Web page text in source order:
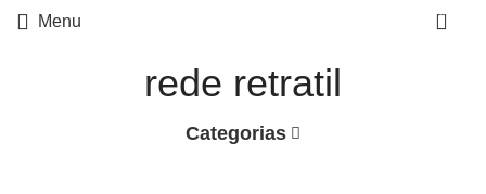
Menu 0
rede retratil
Categorias